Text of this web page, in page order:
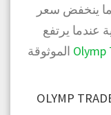
ينخفض سعر
عندما يرتفع
Olymp الموثوقة